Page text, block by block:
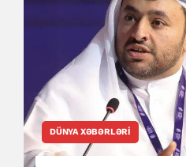
DÜNYA XƏBƏRLƏRI